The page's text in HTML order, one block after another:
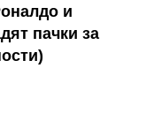
и
пачки за